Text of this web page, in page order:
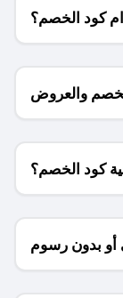
كود الخصم؟
والعروض
للمتاجر؟
كود الخصم؟
بدون رسوم
الشحن ؟